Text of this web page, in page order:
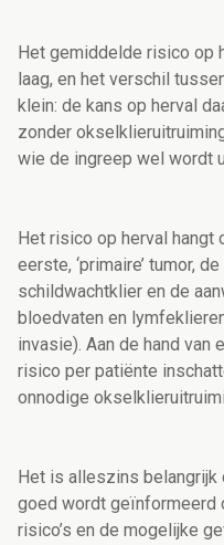
Het gemiddelde risico op
laag, en het verschil
klein: de kans op herval
zonder
wie de ingreep wel wordt
Het risico op herval hangt
eerste, ‘primaire’ tumor,
schildwachtklier en de
bloedvaten en
invasie). Aan de hand van
risico per patiënte
onnodige
Het is alleszins
goed wordt geïnformeerd
risico’s en de mogelijke